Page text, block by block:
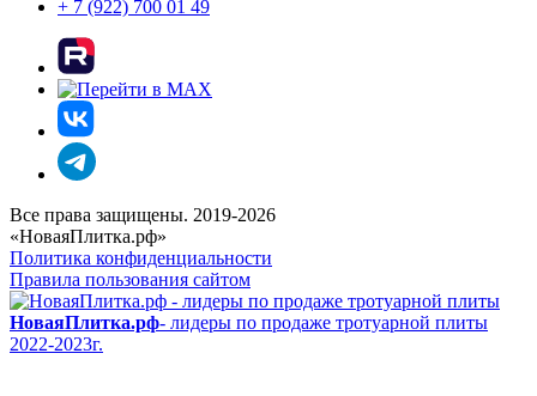
+ 7 (922) 700 01 49
Все права защищены. 2019-2026
«НоваяПлитка.рф»
Политика конфиденциальности
Правила пользования сайтом
НоваяПлитка.рф- лидеры по продаже тротуарной плиты
2022-2023г.